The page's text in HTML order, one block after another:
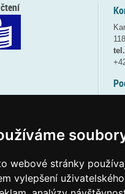
webové stránky
vylepšení